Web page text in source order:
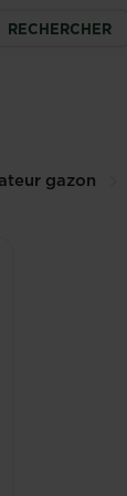
RECHERCHER
gazon